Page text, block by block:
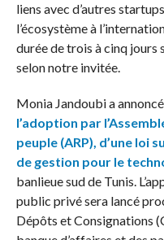
liens avec d’autres
l’écosystème à
durée de trois à cinq
selon notre invitée.
Monia Jandoubi a
l’adoption par
peuple (ARP), d’une loi
de gestion pour le
banlieue sud de Tunis.
public privé sera lancé
Dépôts et Consignations